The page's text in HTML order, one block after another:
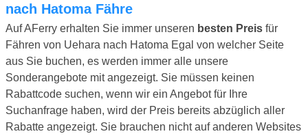
nach Hatoma Fähre
Auf AFerry erhalten Sie immer unseren besten Preis für
Fähren von Uehara nach Hatoma Egal von welcher Seite
aus Sie buchen, es werden immer alle unsere
Sonderangebote mit angezeigt. Sie müssen keinen
Rabattcode suchen, wenn wir ein Angebot für Ihre
Suchanfrage haben, wird der Preis bereits abzüglich aller
Rabatte angezeigt. Sie brauchen nicht auf anderen Websites